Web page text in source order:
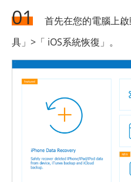
01
首先在您的電腦上
具」>「 iOS系統恢復」。